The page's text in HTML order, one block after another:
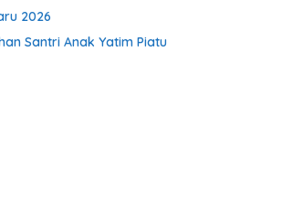
2026
Santri Anak Yatim Piatu